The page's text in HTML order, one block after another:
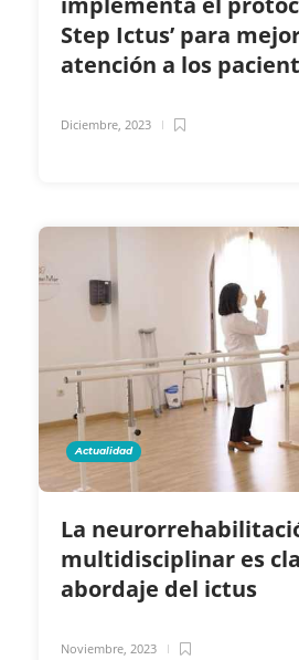
Step Ictus’ para
atención a los
Diciembre, 2023
Actualidad
La
multidisciplinar es
abordaje del ictus
Noviembre, 2023